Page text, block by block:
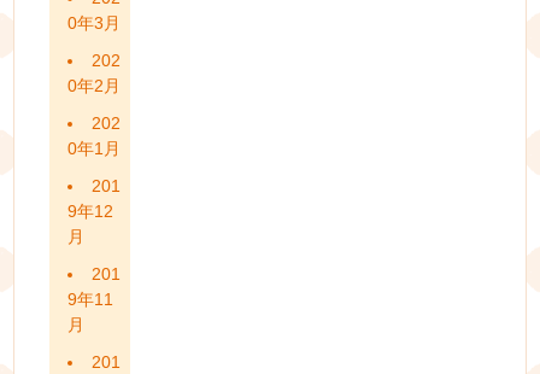
0年3月
202
0年2月
202
0年1月
201
9年12
月
201
9年11
月
201